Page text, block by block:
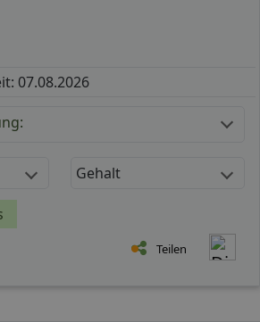
07.08.2026
Gehalt
Teilen